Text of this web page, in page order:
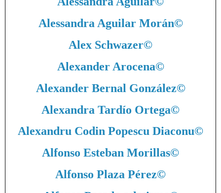
Alessandra Aguilar Morán©
Alex Schwazer©
Alexander Arocena©
Alexander Bernal González©
Alexandra Tardío Ortega©
Alexandru Codin Popescu Diaconu©
Alfonso Esteban Morillas©
Alfonso Plaza Pérez©